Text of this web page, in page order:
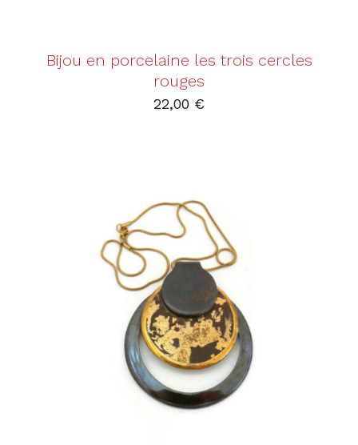
Bijou en porcelaine les trois cercles
rouges
22,00 €
AJOUTER AU PANIER / DÉTAILS